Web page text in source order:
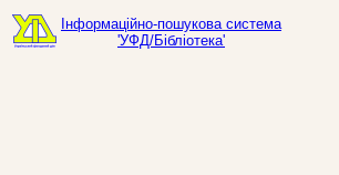
Інформаційно-пошукова система
'УФД/Бібліотека'